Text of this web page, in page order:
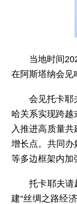
当地时间
在阿斯塔纳会见
会见托卡耶
哈关系实现跨
入推进高质量
增长点。共同办
等多边框架内加
托卡耶夫请
建“丝绸之路经